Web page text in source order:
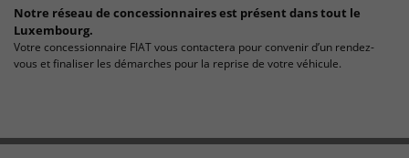
Notre réseau de concessionnaires est présent dans tout le
Luxembourg.
Votre concessionnaire FIAT vous contactera pour convenir d’un rendez-
vous et finaliser les démarches pour la reprise de votre véhicule.